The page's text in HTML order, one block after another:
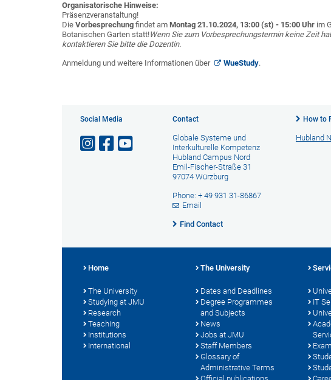
Organisatorische Hinweise:
Präsenzveranstaltung!
Die Vorbesprechung findet am Montag 21.10.2024, 13:00 (st) - 15:00 Uhr im
Botanischen Garten statt!Wenn Sie zum Vorbesprechungstermin keine Zeit
kontaktieren Sie bitte die Dozentin.
Anmeldung und weitere Informationen über WueStudy.
Social Media Contact
Globale Systeme und
Interkulturelle Kompetenz
Hubland Campus Nord
Emil-Fischer-Straße 31
97074 Würzburg
Phone: + 49 931 31-86867
Email
Find Contact
How to
Hubland
Home
The University
Studying at JMU
Research
Teaching
Institutions
International
The University
Dates and Deadlines
Degree Programmes
and Subjects
News
Jobs at JMU
Staff Members
Glossary of
Administrative Terms
IT